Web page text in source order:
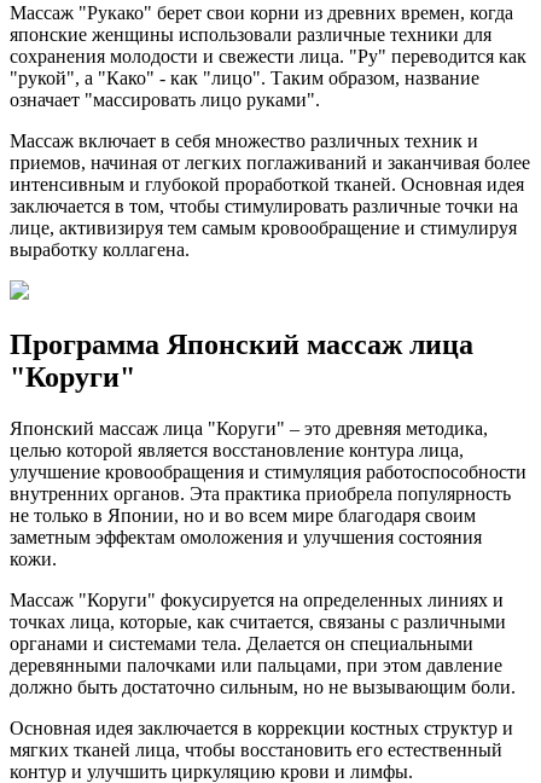
Массаж "Рукако" берет свои корни из древних времен, когда
японские женщины использовали различные техники для
сохранения молодости и свежести лица. "Ру" переводится как
"рукой", а "Како" - как "лицо". Таким образом, название
означает "массировать лицо руками".
Массаж включает в себя множество различных техник и
приемов, начиная от легких поглаживаний и заканчивая более
интенсивным и глубокой проработкой тканей. Основная идея
заключается в том, чтобы стимулировать различные точки на
лице, активизируя тем самым кровообращение и стимулируя
выработку коллагена.
Программа Японский массаж лица
"Коруги"
Японский массаж лица "Коруги" – это древняя методика,
целью которой является восстановление контура лица,
улучшение кровообращения и стимуляция работоспособности
внутренних органов. Эта практика приобрела популярность
не только в Японии, но и во всем мире благодаря своим
заметным эффектам омоложения и улучшения состояния
кожи.
Массаж "Коруги" фокусируется на определенных линиях и
точках лица, которые, как считается, связаны с различными
органами и системами тела. Делается он специальными
деревянными палочками или пальцами, при этом давление
должно быть достаточно сильным, но не вызывающим боли.
Основная идея заключается в коррекции костных структур и
мягких тканей лица, чтобы восстановить его естественный
контур и улучшить циркуляцию крови и лимфы.